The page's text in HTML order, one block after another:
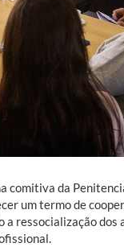
comitiva da
um termo de
ressocialização dos